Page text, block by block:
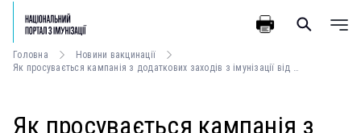
Головна
Новини вакцинації
Як просувається кампанія з додаткових заходів з імунізації від дифтерії, кашлюку та правця: коментує керівник Одеського обласного ЦКПХ
Як просувається кампанія з